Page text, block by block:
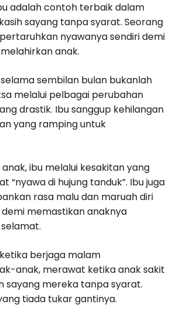
adalah contoh terbaik dalam
sayang tanpa syarat. Seorang
nyawanya sendiri demi
anak.
sembilan bulan bukanlah
melalui pelbagai perubahan
drastik. Ibu sanggup kehilangan
yang ramping untuk
ibu melalui kesakitan yang
“nyawa di hujung tanduk”. Ibu juga
rasa malu dan maruah diri
memastikan anaknya
berjaga malam
anak, merawat ketika anak sakit
sayang mereka tanpa syarat.
tiada tukar gantinya.